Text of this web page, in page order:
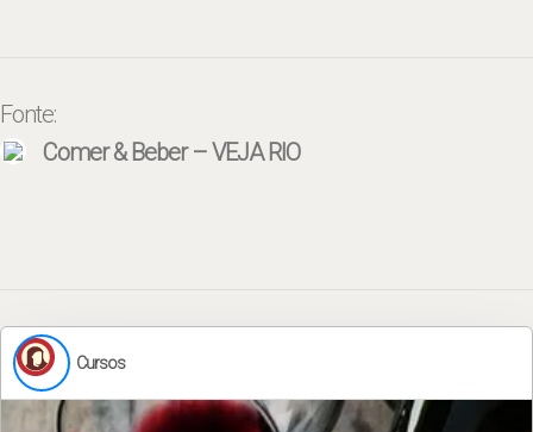
Fonte:
Comer & Beber – VEJA RIO
Cursos